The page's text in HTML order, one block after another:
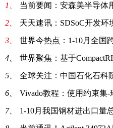
1、 当前要闻：安森美半导体用于汽
2、 天天速讯：SDSoC开发环境详
3、 世界今热点：1-10月全国跨区送电
4、 世界聚焦：基于
5、 全球关注：中国石化石科院
6、 Vivado教程：使用约束集-
7、 1-10月我国钢材进出口量